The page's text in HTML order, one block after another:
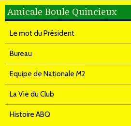
Amicale Boule Quincieux
Le mot du Président
Bureau
Equipe de Nationale M2
La Vie du Club
Histoire ABQ